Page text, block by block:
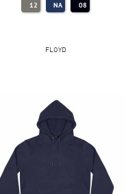
12 NA 08
FLOYD